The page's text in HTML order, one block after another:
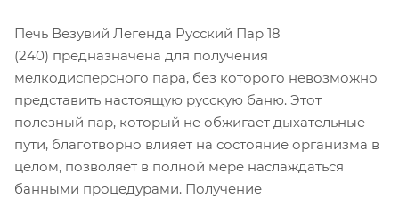
Печь Везувий Легенда Русский Пар 18
(240) предназначена для получения
мелкодисперсного пара, без которого невозможно
представить настоящую русскую баню. Этот
полезный пар, который не обжигает дыхательные
пути, благотворно влияет на состояние организма в
целом, позволяет в полной мере наслаждаться
банными процедурами. Получение